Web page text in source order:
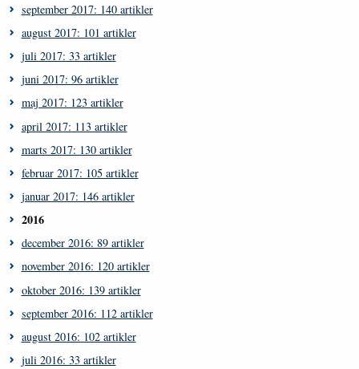
september 2017: 140 artikler
august 2017: 101 artikler
juli 2017: 33 artikler
juni 2017: 96 artikler
maj 2017: 123 artikler
april 2017: 113 artikler
marts 2017: 130 artikler
februar 2017: 105 artikler
januar 2017: 146 artikler
2016
december 2016: 89 artikler
november 2016: 120 artikler
oktober 2016: 139 artikler
september 2016: 112 artikler
august 2016: 102 artikler
juli 2016: 33 artikler